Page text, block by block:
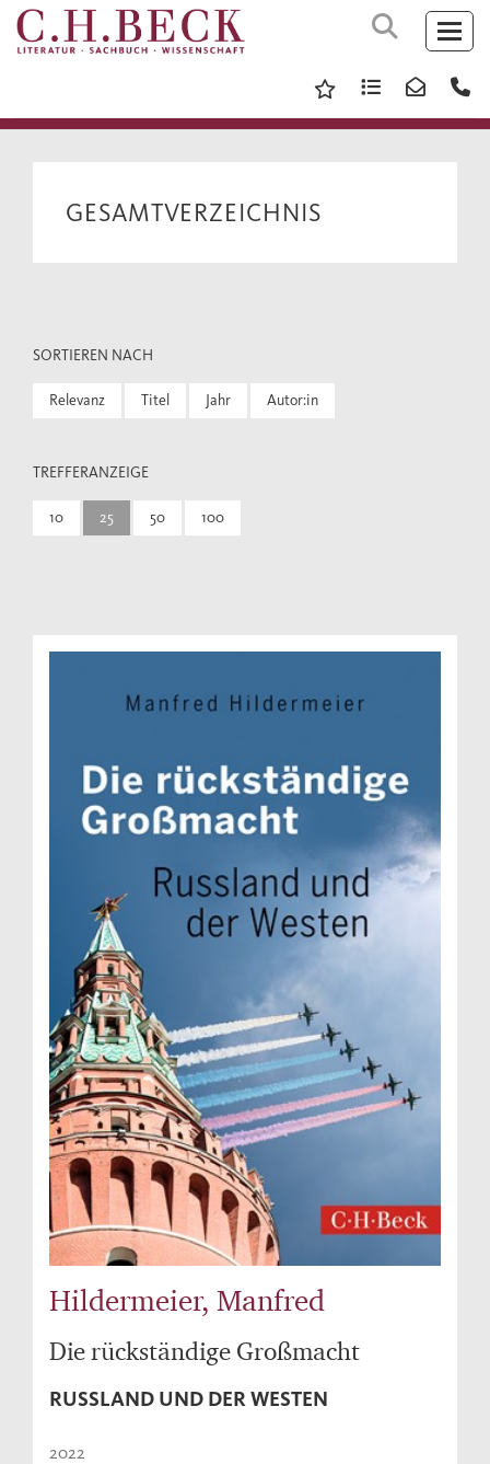
GESAMTVERZEICHNIS
SORTIEREN NACH
Relevanz Titel Jahr Autor:in
TREFFERANZEIGE
10 25 50 100
Hildermeier, Manfred
Die rückständige Großmacht
RUSSLAND UND DER WESTEN
2022